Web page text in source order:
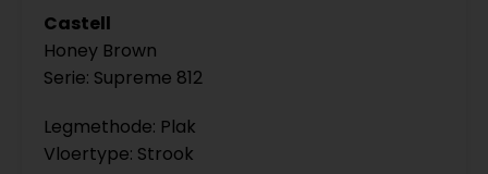
Castell
Honey Brown
Serie: Supreme 812
Legmethode: Plak
Vloertype: Strook